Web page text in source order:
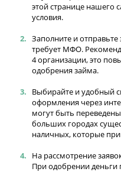
этой странице нашего
условия.
Заполните и
требует МФО.
4 организации, это
одобрения займа.
Выбирайте и удобный
оформления через
могут быть
больших городах
наличных, которые
На рассмотрение
При одобрении деньги